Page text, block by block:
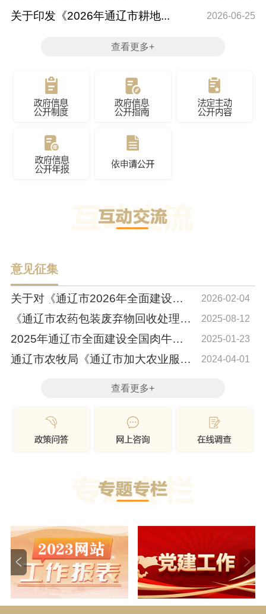
关于印发《2026年通辽市耕地... 2026-06-25
查看更多+
意见征集
关于对《通辽市2026年全面建设全
2026-02-04
《通辽市农药包装废弃物回收处理管
2025-08-12
2025年通辽市全面建设全国肉牛产
2025-01-23
通辽市农牧局《通辽市加大农业服务
2024-04-01
查看更多+